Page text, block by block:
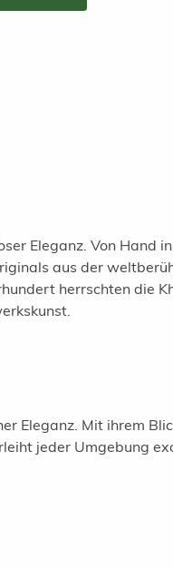
Eleganz. Von Hand in
aus der
herrschten die
Eleganz. Mit ihrem
jeder Umgebung